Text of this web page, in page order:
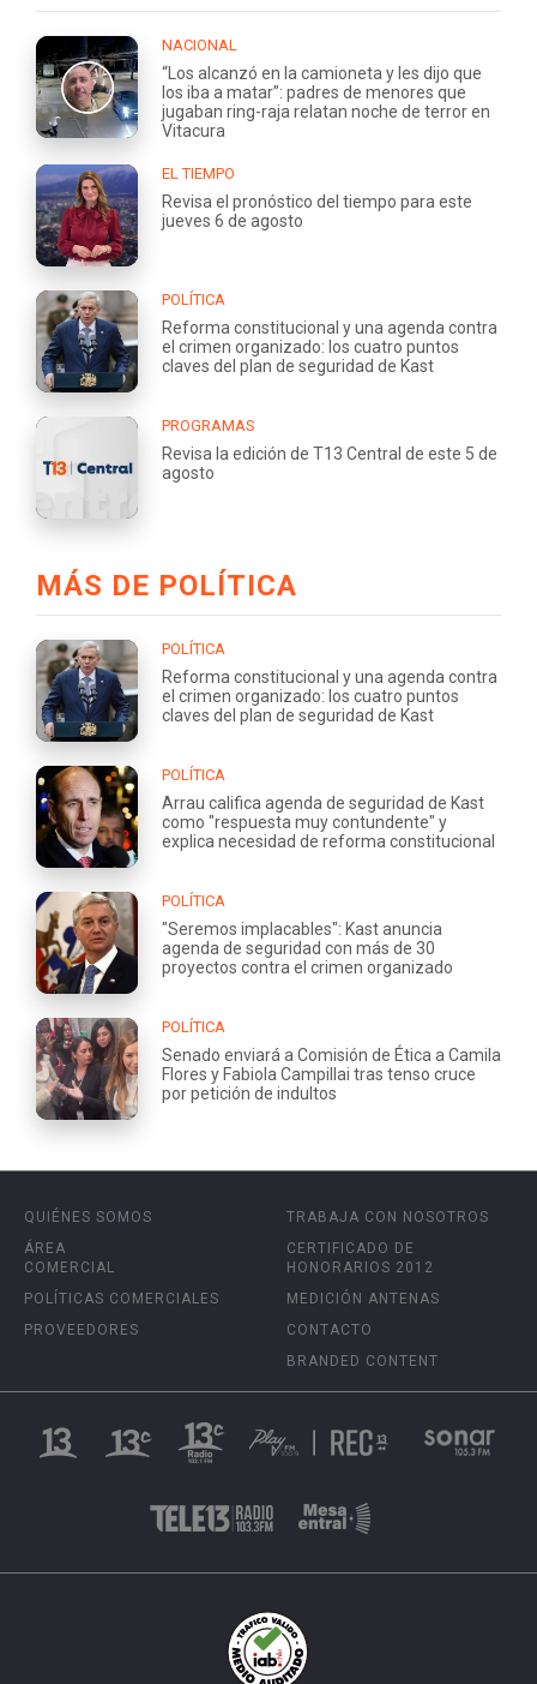
NACIONAL
“Los alcanzó en la camioneta y les dijo que
los iba a matar”: padres de menores que
jugaban ring-raja relatan noche de terror en
Vitacura
EL TIEMPO
Revisa el pronóstico del tiempo para este
jueves 6 de agosto
POLÍTICA
Reforma constitucional y una agenda contra
el crimen organizado: los cuatro puntos
claves del plan de seguridad de Kast
PROGRAMAS
Revisa la edición de T13 Central de este 5 de
agosto
MÁS DE POLÍTICA
POLÍTICA
Reforma constitucional y una agenda contra
el crimen organizado: los cuatro puntos
claves del plan de seguridad de Kast
POLÍTICA
Arrau califica agenda de seguridad de Kast
como "respuesta muy contundente" y
explica necesidad de reforma constitucional
POLÍTICA
"Seremos implacables": Kast anuncia
agenda de seguridad con más de 30
proyectos contra el crimen organizado
POLÍTICA
Senado enviará a Comisión de Ética a Camila
Flores y Fabiola Campillai tras tenso cruce
por petición de indultos
QUIÉNES SOMOS
ÁREA
COMERCIAL
POLÍTICAS COMERCIALES
PROVEEDORES
TRABAJA CON NOSOTROS
CERTIFICADO DE
HONORARIOS 2012
MEDICIÓN ANTENAS
CONTACTO
BRANDED CONTENT